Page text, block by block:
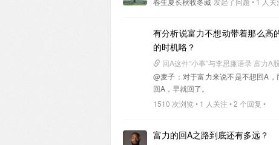
有分析说富力不想动带着那么高
的时机咯？
回A这件“小事”与李思廉语录 富力A
@麦子 ：对于富力来说不是不想回A
回A，早就回了。
1510 次浏览 • 1 人关注 • 2 个回复 •
富力的回A之路到底还有多远？